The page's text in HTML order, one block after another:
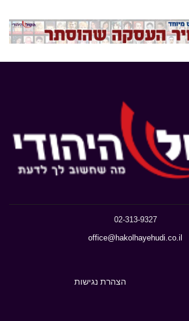
02-313-9327
office@hakolhayehudi.co.il
הצהרת נגישות